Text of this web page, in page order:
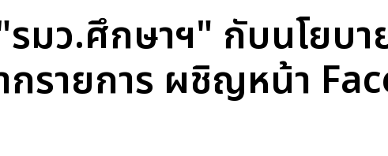
มว.ศึกษาฯ" กับนโยบ
กรายการ ผชิญหน้า